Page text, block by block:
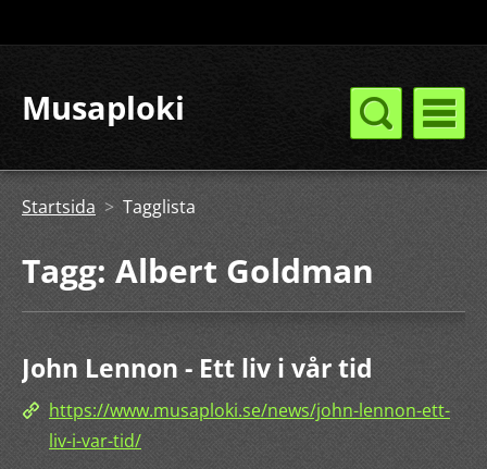
Musaploki
Startsida > Tagglista
Tagg: Albert Goldman
John Lennon - Ett liv i vår tid
https://www.musaploki.se/news/john-lennon-ett-
liv-i-var-tid/